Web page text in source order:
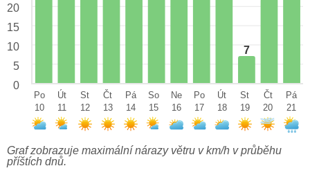
7
20
15
10
5
0
Po
10
Út
11
St
12
Čt
13
Pá
14
So
15
Ne
16
Po
17
Út
18
St
19
Čt
20
Pá
21
Graf zobrazuje maximální nárazy větru v km/h v průběhu
příštích dnů.